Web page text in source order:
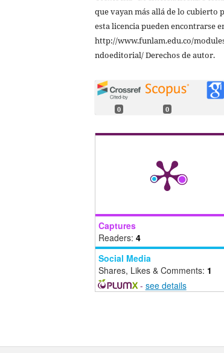
que vayan más allá de lo cubierto
esta licencia pueden encontrarse
http://www.funlam.edu.co/
ndoeditorial/ Derechos de autor.
0 0
Captures
Readers: 4
Social Media
Shares, Likes & Comments: 1
- see details